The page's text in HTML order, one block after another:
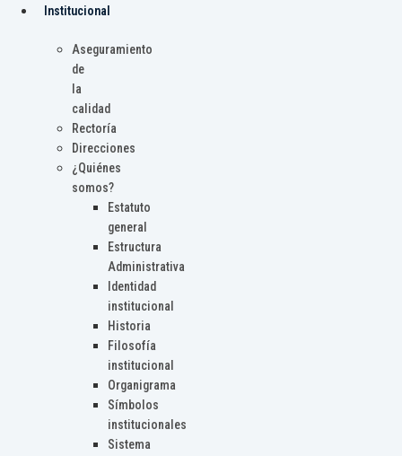
Institucional
Aseguramiento
de
la
calidad
Rectoría
Direcciones
¿Quiénes
somos?
Estatuto
general
Estructura
Administrativa
Identidad
institucional
Historia
Filosofía
institucional
Organigrama
Símbolos
institucionales
Sistema